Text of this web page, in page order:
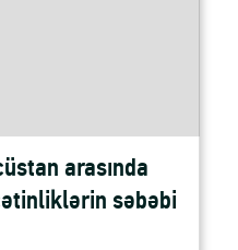
arasında
səbəbi